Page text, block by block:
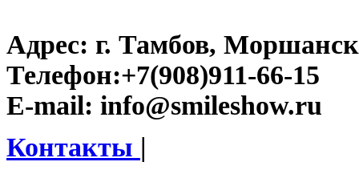
Адрес: г. Тамбов,
Телефон:+7(908)911-66-15
E-mail: info@smileshow.ru
Контакты |